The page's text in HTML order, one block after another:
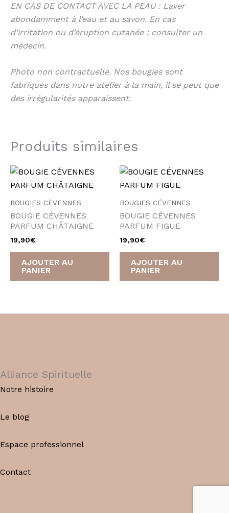
EN CAS DE CONTACT AVEC LA PEAU : Laver
abondamment à l’eau et au savon. En cas
d’irritation ou d’éruption cutanée : consulter un
médecin.
Photo non contractuelle. Nos bougies sont
fabriqués dans notre atelier à la main, il se peut que
des irrégularités apparaissent.
Produits similaires
BOUGIES CÉVENNES
BOUGIE CÉVENNES
PARFUM CHÂTAIGNE
19,90€
AJOUTER AU
PANIER
BOUGIES CÉVENNES
BOUGIE CÉVENNES
PARFUM FIGUE
19,90€
AJOUTER AU
PANIER
Alliance Spirituelle
Notre histoire
Le blog
Espace professionnel
Contact